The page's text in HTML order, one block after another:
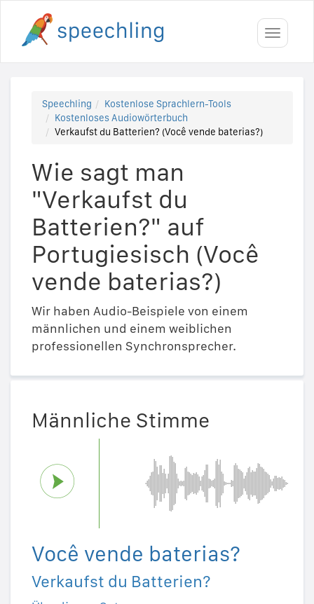
Toggle
Speechling
Kostenlose Sprachlern-Tools
Kostenloses Audiowörterbuch
Verkaufst du Batterien? (Você vende baterias?)
Wie sagt man
"Verkaufst du
Batterien?" auf
Portugiesisch (Você
vende baterias?)
Wir haben Audio-Beispiele von einem
männlichen und einem weiblichen
professionellen Synchronsprecher.
Männliche Stimme
Você vende baterias?
Verkaufst du Batterien?